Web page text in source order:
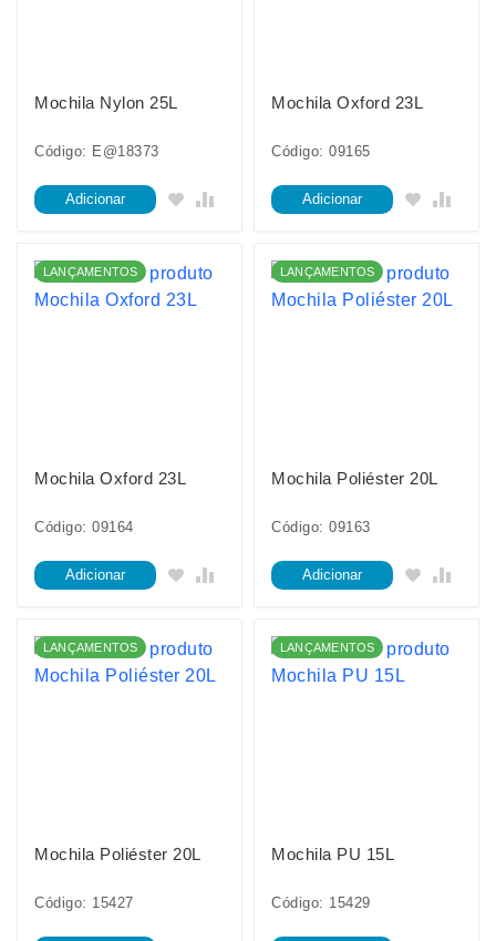
Mochila Nylon 25L
Código: E@18373
Adicionar
Mochila Oxford 23L
Código: 09165
Adicionar
LANÇAMENTOS
Mochila Oxford 23L
Código: 09164
Adicionar
LANÇAMENTOS
Mochila Poliéster 20L
Código: 09163
Adicionar
LANÇAMENTOS
Mochila Poliéster 20L
Código: 15427
LANÇAMENTOS
Mochila PU 15L
Código: 15429